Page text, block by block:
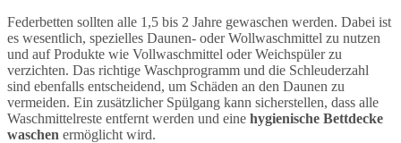
Federbetten sollten alle 1,5 bis 2 Jahre gewaschen werden. Dabei ist
es wesentlich, spezielles Daunen- oder Wollwaschmittel zu nutzen
und auf Produkte wie Vollwaschmittel oder Weichspüler zu
verzichten. Das richtige Waschprogramm und die Schleuderzahl
sind ebenfalls entscheidend, um Schäden an den Daunen zu
vermeiden. Ein zusätzlicher Spülgang kann sicherstellen, dass alle
Waschmittelreste entfernt werden und eine hygienische Bettdecke
waschen ermöglicht wird.